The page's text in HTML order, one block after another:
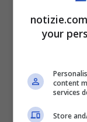
Thomas Tuchel,
Blues l’ultima
e indicherà
essere
your
content
services
Store